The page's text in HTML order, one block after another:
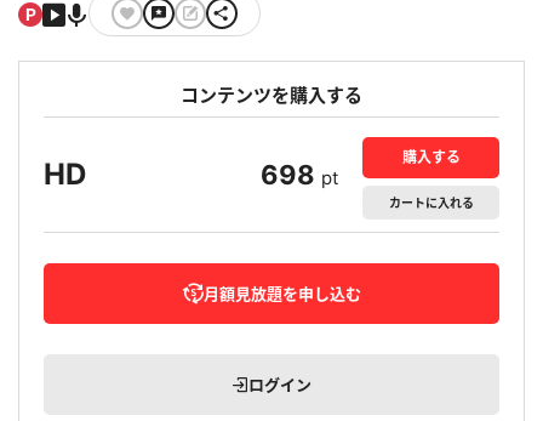
コンテンツを購入する
HD 698 pt
購入する
カートに入れる
月額見放題を申し込む
ログイン